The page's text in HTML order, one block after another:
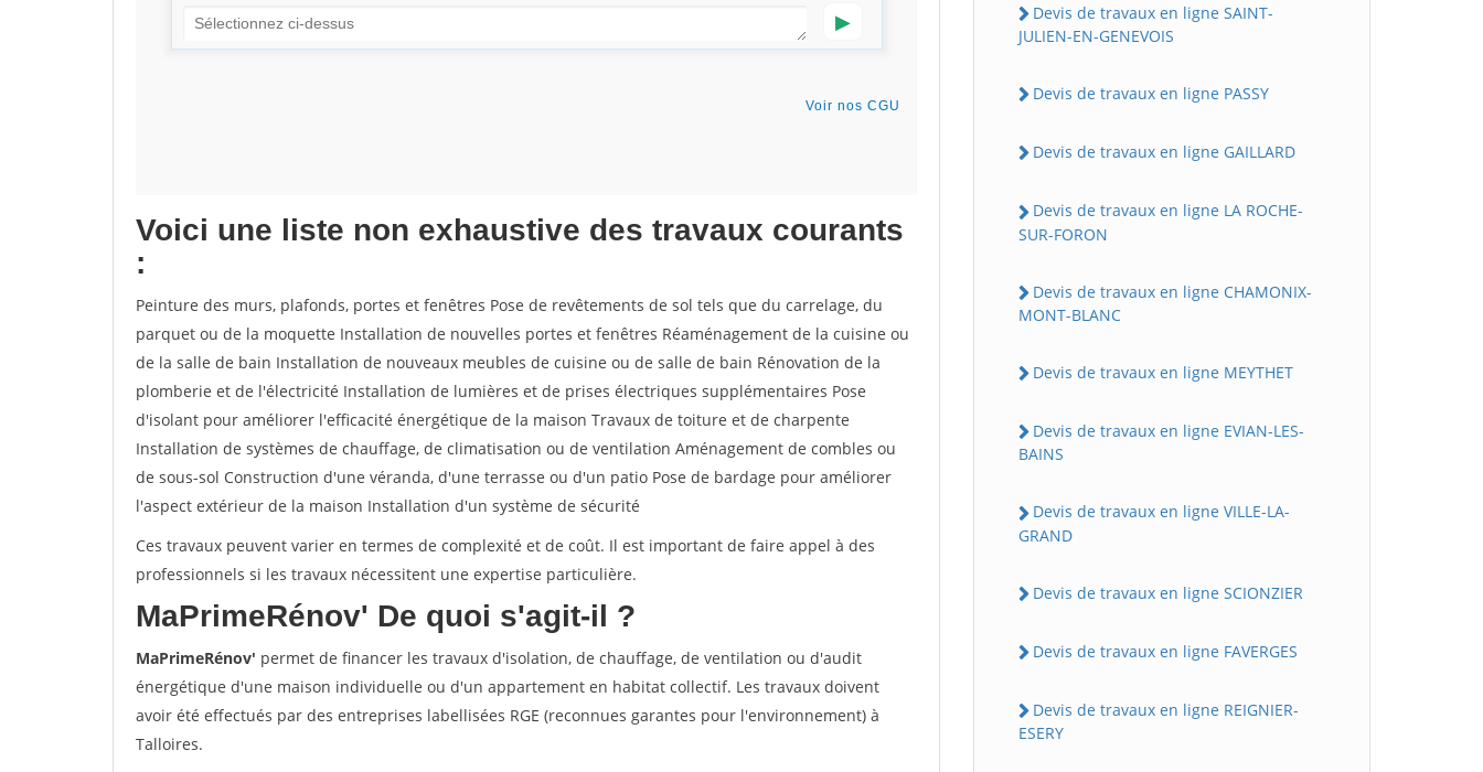
Voici une liste non exhaustive des travaux courants
:
Peinture des murs, plafonds, portes et fenêtres Pose de revêtements de sol tels que du carrelage, du
parquet ou de la moquette Installation de nouvelles portes et fenêtres Réaménagement de la cuisine ou
de la salle de bain Installation de nouveaux meubles de cuisine ou de salle de bain Rénovation de la
plomberie et de l'électricité Installation de lumières et de prises électriques supplémentaires Pose
d'isolant pour améliorer l'efficacité énergétique de la maison Travaux de toiture et de charpente
Installation de systèmes de chauffage, de climatisation ou de ventilation Aménagement de combles ou
de sous-sol Construction d'une véranda, d'une terrasse ou d'un patio Pose de bardage pour améliorer
l'aspect extérieur de la maison Installation d'un système de sécurité
Ces travaux peuvent varier en termes de complexité et de coût. Il est important de faire appel à des
professionnels si les travaux nécessitent une expertise particulière.
MaPrimeRénov' De quoi s'agit-il ?
MaPrimeRénov' permet de financer les travaux d'isolation, de chauffage, de ventilation ou d'audit
énergétique d'une maison individuelle ou d'un appartement en habitat collectif. Les travaux doivent
avoir été effectués par des entreprises labellisées RGE (reconnues garantes pour l'environnement) à
Talloires.
Devis de travaux en ligne SAINT-
JULIEN-EN-GENEVOIS
Devis de travaux en ligne PASSY
Devis de travaux en ligne GAILLARD
Devis de travaux en ligne LA ROCHE-
SUR-FORON
Devis de travaux en ligne CHAMONIX-
MONT-BLANC
Devis de travaux en ligne MEYTHET
Devis de travaux en ligne EVIAN-LES-
BAINS
Devis de travaux en ligne VILLE-LA-
GRAND
Devis de travaux en ligne SCIONZIER
Devis de travaux en ligne FAVERGES
Devis de travaux en ligne REIGNIER-
ESERY